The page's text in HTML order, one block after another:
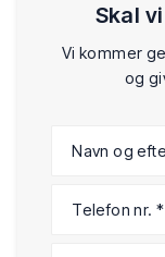
Skal
Vi kommer
og